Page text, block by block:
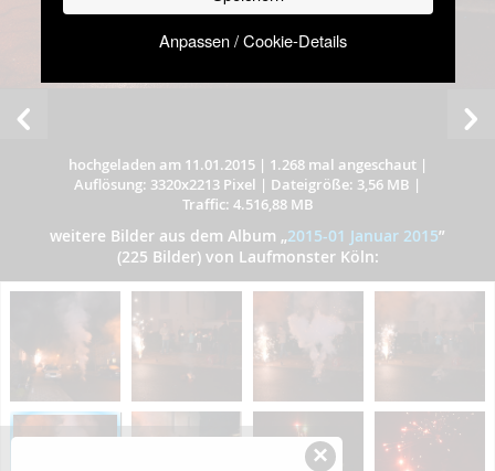
Anpassen / Cookie-Details
hochgeladen am 11.01.2015| 1.268 mal angeschaut|
Auflösung: 3320x2213 Pixel | Dateigröße: 3,56 MB |
Traffic: 4.516,88 MB
weitere Bilder aus dem Album „2015-01 Januar 2015”
(225 Bilder) von Laufmonster Köln:
×